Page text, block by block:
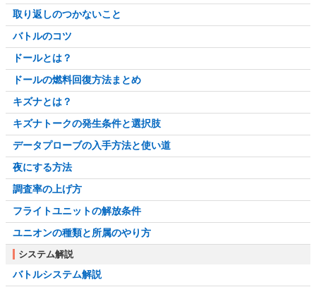
取り返しのつかないこと
バトルのコツ
ドールとは？
ドールの燃料回復方法まとめ
キズナとは？
キズナトークの発生条件と選択肢
データプローブの入手方法と使い道
夜にする方法
調査率の上げ方
フライトユニットの解放条件
ユニオンの種類と所属のやり方
システム解説
バトルシステム解説